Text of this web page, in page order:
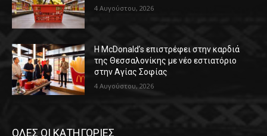
4 Αυγούστου, 2026
Η McDonald’s επιστρέφει στην καρδιά
της Θεσσαλονίκης με νέο εστιατόριο
στην Αγίας Σοφίας
4 Αυγούστου, 2026
ΟΛΕΣ ΟΙ ΚΑΤΗΓΟΡΙΕΣ